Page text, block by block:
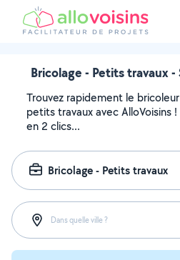
Bricolage - Petits travaux
Trouvez rapidement le
petits travaux avec AlloVoisins
en 2 clics...
Bricolage - Petits travaux
Dans quelle ville ?